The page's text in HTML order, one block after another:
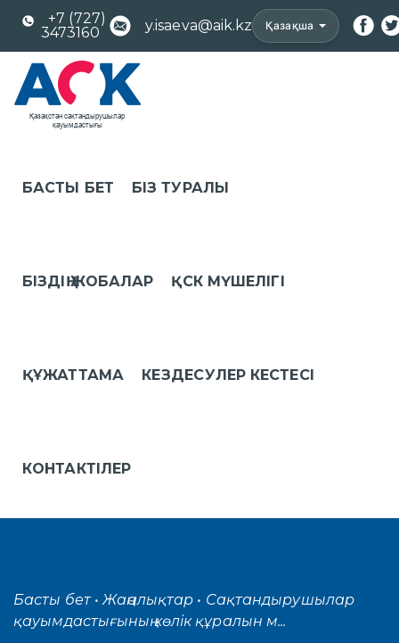
+7 (727)
3473160
y.isaeva@aik.kz Қазақша
БАСТЫ БЕТ БІЗ ТУРАЛЫ
БІЗДІҢ ЖОБАЛАР ҚСК МҮШЕЛІГІ
ҚҰЖАТТАМА КЕЗДЕСУЛЕР КЕСТЕСІ
КОНТАКТІЛЕР
Басты бет • Жаңалықтар • Сақтандырушылар
қауымдастығының көлік құралын м...